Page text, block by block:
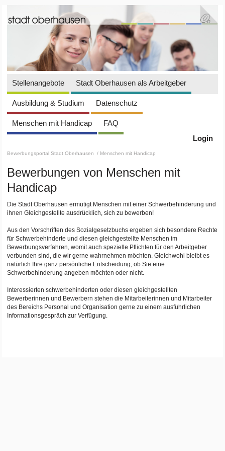
Stellenangebote Stadt Oberhausen als Arbeitgeber
Ausbildung & Studium Datenschutz
Menschen mit Handicap
FAQ
Login
Bewerbungsportal Stadt Oberhausen / Menschen mit Handicap
Bewerbungen von Menschen mit
Handicap
Die Stadt Oberhausen ermutigt Menschen mit einer Schwerbehinderung und
ihnen Gleichgestellte ausdrücklich, sich zu bewerben!
Aus den Vorschriften des Sozialgesetzbuchs ergeben sich besondere Rechte
für Schwerbehinderte und diesen gleichgestellte Menschen im
Bewerbungsverfahren, womit auch spezielle Pflichten für den Arbeitgeber
verbunden sind, die wir gerne wahrnehmen möchten. Gleichwohl bleibt es
natürlich Ihre ganz persönliche Entscheidung, ob Sie eine
Schwerbehinderung angeben möchten oder nicht.
Interessierten schwerbehinderten oder diesen gleichgestellten
Bewerberinnen und Bewerbern stehen die Mitarbeiterinnen und Mitarbeiter
des Bereichs Personal und Organisation gerne zu einem ausführlichen
Informationsgespräch zur Verfügung.